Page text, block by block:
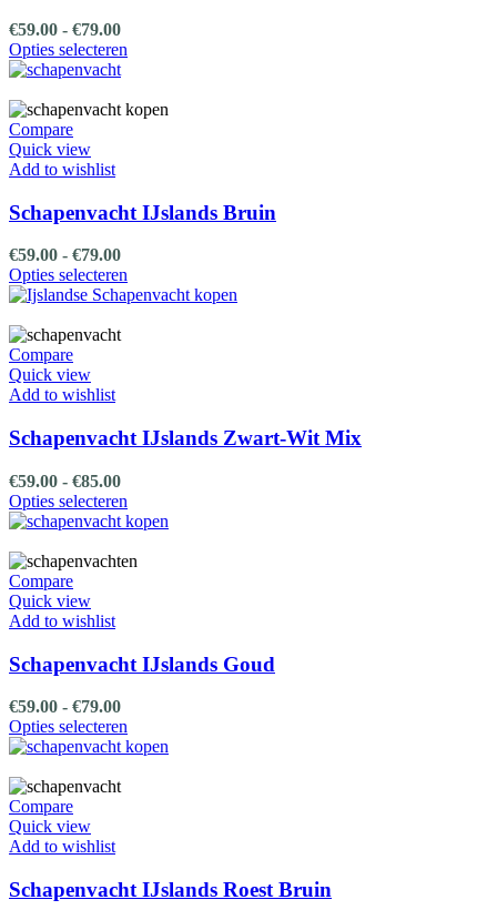
productpagina
€59.00 - €79.00Prijsklasse:
€59.00
tot
Opties selecteren
meerdere
gekozen
worden
productpagina
Compare
Quick view
Add to wishlist
Schapenvacht IJslands Bruin
€59.00 - €79.00Prijsklasse:
€59.00
tot
Opties selecteren
product
gekozen
worden
productpagina
Compare
Quick view
Add to wishlist
Schapenvacht IJslands Zwart-Wit Mix
€59.00 - €85.00Prijsklasse:
€59.00
tot
Opties selecteren
product
meerdere
gekozen
worden
productpagina
Compare
Quick view
Add to wishlist
Schapenvacht IJslands Goud
€59.00 - €79.00Prijsklasse:
€59.00
tot
Opties selecteren
product
gekozen
worden
Compare
Quick view
Add to wishlist
Schapenvacht IJslands Roest Bruin